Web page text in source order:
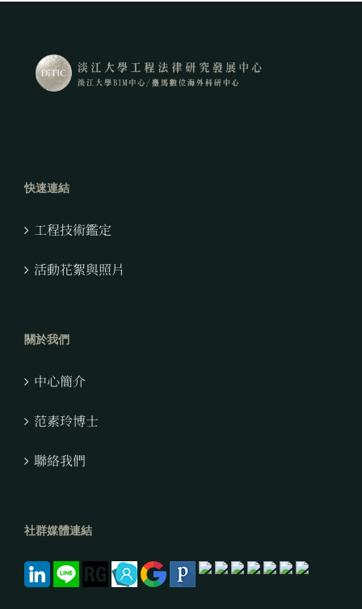
快速連結
工程技術鑑定
活動花絮與照片
關於我們
中心簡介
范素玲博士
聯絡我們
社群媒體連結